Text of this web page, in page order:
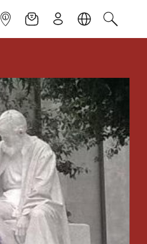
INFOPUNKTNEWSLETTER
ANMELDENSPRACHESUCHEN